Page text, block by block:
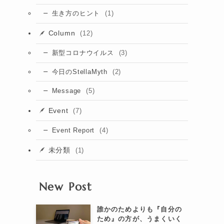
生き方のヒント (1)
Column (12)
新型コロナウイルス (3)
今日のStellaMyth (2)
Message (5)
Event (7)
Event Report (4)
未分類 (1)
New Post
誰かのためよりも『自分の
ため』の方が、うまくいく